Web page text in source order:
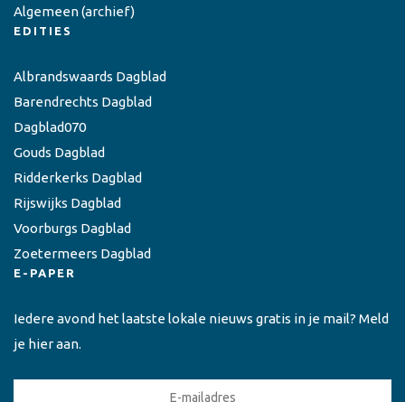
Algemeen(archief)
EDITIES
Albrandswaards Dagblad
Barendrechts Dagblad
Dagblad070
Gouds Dagblad
Ridderkerks Dagblad
Rijswijks Dagblad
Voorburgs Dagblad
Zoetermeers Dagblad
E-PAPER
Iedere avond het laatste lokale nieuws gratis in je mail? Meld
je hier aan.